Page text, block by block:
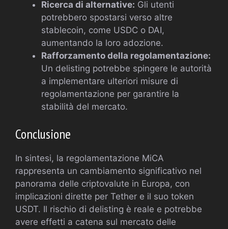
Ricerca di alternative: Gli utenti
potrebbero spostarsi verso altre
stablecoin, come USDC o DAI,
aumentando la loro adozione.
Rafforzamento della regolamentazione:
Un delisting potrebbe spingere le autorità
a implementare ulteriori misure di
regolamentazione per garantire la
stabilità del mercato.
Conclusione
In sintesi, la regolamentazione MiCA
rappresenta un cambiamento significativo nel
panorama delle criptovalute in Europa, con
implicazioni dirette per Tether e il suo token
USDT. Il rischio di delisting è reale e potrebbe
avere effetti a catena sul mercato delle